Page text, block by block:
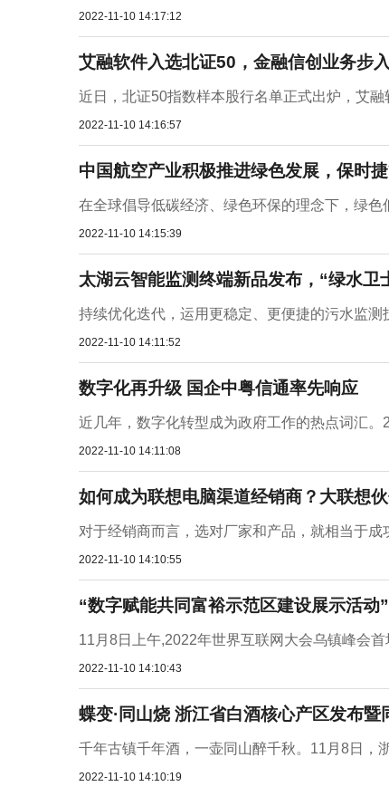
2022-11-10 14:17:12
艾融软件入选北证50，金融信创业务步
近日，北证50指数样本股行名单正式出炉，艾
2022-11-10 14:16:57
中国航空产业积极推进绿色发展，保时
在全球倡导低碳经济、绿色环保的理念下，绿
2022-11-10 14:15:39
太湖云智能监测终端新品发布，“绿水卫
持续优化迭代，运用更稳定、更便捷的污水监
2022-11-10 14:11:52
数字化再升级 国企中粤信通率先响应
近几年，数字化转型成为政府工作的热点词汇
2022-11-10 14:11:08
如何成为联想电脑渠道经销商？大联想
对于经销商而言，选对厂家和产品，就相当于
2022-11-10 14:10:55
“数字赋能共同富裕示范区建设展示活动
11月8日上午,2022年世界互联网大会乌镇峰会
2022-11-10 14:10:43
蝶变·同山烧 浙江省白酒核心产区发布
千年古镇千年酒，一壶同山醉千秋。11月8日，
2022-11-10 14:10:19